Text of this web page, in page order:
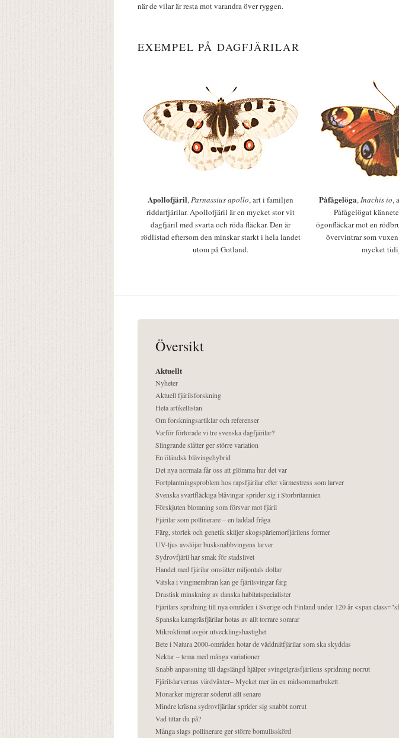
när de vilar är resta mot varandra över ryggen.
EXEMPEL PÅ DAGFJÄRILAR
Apollofjäril,Parnassius apollo, art i familjen
riddarfjärilar. Apollofjäril är en mycket stor vit
dagfjäril med svarta och röda fläckar. Den är
rödlistad eftersom den minskar starkt i hela landet
utom på Gotland.
Påfågelöga,Inachis io,
Påfågelögat
ögonfläckar mot en
övervintrar som
mycket
Översikt
Aktuellt
Nyheter
Aktuell fjärilsforskning
Hela artikellistan
Om forskningsartiklar och referenser
Varför förlorade vi tre svenska dagfjärilar?
Slingrande slåtter ger större variation
En öländsk blåvingehybrid
Det nya normala får oss att glömma hur det var
Fortplantningsproblem hos rapsfjärilar efter värmestress som larver
Svenska svartfläckiga blåvingar sprider sig i Storbritannien
Förskjuten blomning som försvar mot fjäril
Fjärilar som pollinerare – en laddad fråga
Färg, storlek och genetik skiljer skogspärlemorfjärilens former
UV-ljus avslöjar busksnabbvingens larver
Sydrovfjäril har smak för stadslivet
Handel med fjärilar omsätter miljontals dollar
Vätska i vingmembran kan ge fjärilsvingar färg
Drastisk minskning av danska habitatspecialister
Fjärilars spridning till nya områden i Sverige och Finland under 120 år <span
Spanska kamgräsfjärilar hotas av allt torrare somrar
Mikroklimat avgör utvecklingshastighet
Bete i Natura 2000-områden hotar de väddnätfjärilar som ska skyddas
Nektar – tema med många variationer
Snabb anpassning till dagslängd hjälper svingelgräsfjärilens spridning norrut
Fjärilslarvernas värdväxter– Mycket mer än en midsommarbukett
Monarker migrerar söderut allt senare
Mindre kräsna sydrovfjärilar sprider sig snabbt norrut
Vad tittar du på?
Många slags pollinerare ger större bomullsskörd